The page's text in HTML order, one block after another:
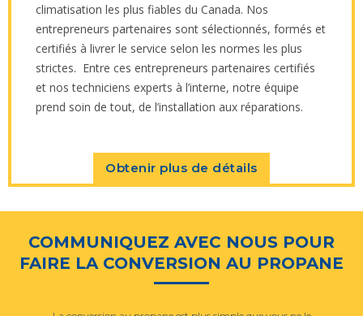
climatisation les plus fiables du Canada. Nos
entrepreneurs partenaires sont sélectionnés, formés et
certifiés à livrer le service selon les normes les plus
strictes. Entre ces entrepreneurs partenaires certifiés
et nos techniciens experts à l’interne, notre équipe
prend soin de tout, de l’installation aux réparations.
Obtenir plus de détails
COMMUNIQUEZ AVEC NOUS POUR
FAIRE LA CONVERSION AU PROPANE